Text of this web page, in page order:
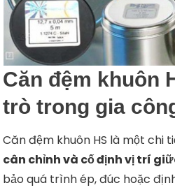
Căn đệm khuôn
trò trong gia
Căn đệm khuôn HS là một chi
cân chỉnh và cố định vị trí
bảo quá trình ép, đúc hoặc